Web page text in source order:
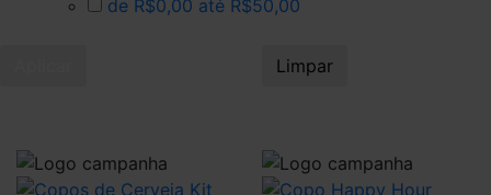
de R$0,00 até R$50,00
Limpar